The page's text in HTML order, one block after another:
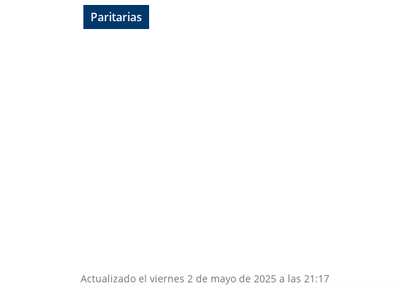
Paritarias
Actualizado el viernes 2 de mayo de 2025 a las 21:17